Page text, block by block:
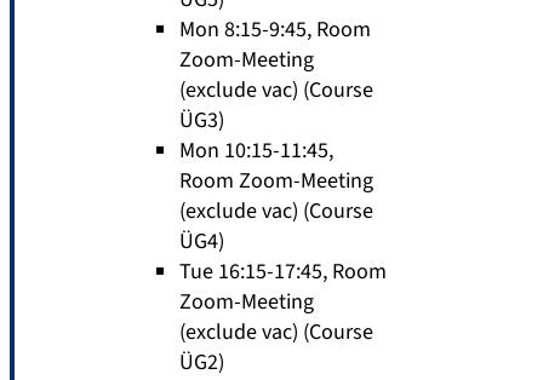
Mon 8:15-9:45, Room
Zoom-Meeting
(exclude vac) (Course
ÜG3)
Mon 10:15-11:45,
Room Zoom-Meeting
(exclude vac) (Course
ÜG4)
Tue 16:15-17:45, Room
Zoom-Meeting
(exclude vac) (Course
ÜG2)